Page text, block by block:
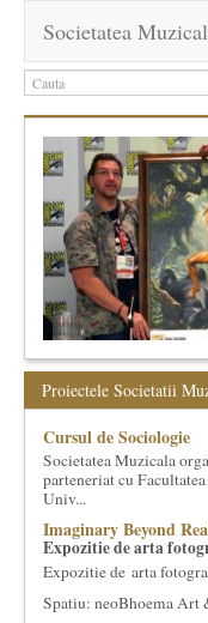
Societatea
inceput cu muzica
dezvoltam proiecte si
Facem management
proprii sau preluate,
cultural si consultanta.
evenimente culturale,
cultura generala
Proiectele Societatii
Cursul de Sociologie
Societatea Muzicala
parteneriat cu
Univ...
Imaginary Beyond
Expozitie de arta
Expozitie de arta
Spatiu: neoBhoema Art